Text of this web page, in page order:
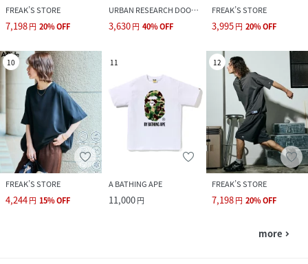
FREAK’S STORE
7,198円 20%OFF
URBAN RESEARCH DOORS
3,630円 40%OFF
FREAK’S STORE
3,995円 20%OFF
10
FREAK’S STORE
4,244円 15%OFF
11
A BATHING APE
11,000円
12
FREAK’S STORE
7,198円 20%OFF
more navigate_next